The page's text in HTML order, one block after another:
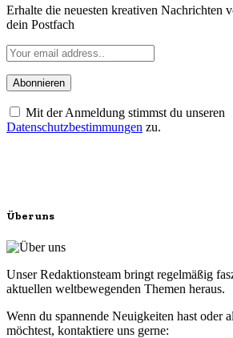
Erhalte die neuesten kreativen Nachrichten
dein Postfach
Mit der Anmeldung stimmst du unseren
Datenschutzbestimmungen zu.
Über uns
Unser Redaktionsteam bringt regelmäßig
aktuellen weltbewegenden Themen heraus.
Wenn du spannende Neuigkeiten hast oder
möchtest, kontaktiere uns gerne: